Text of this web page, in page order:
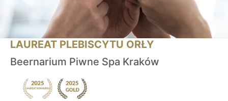
LAUREAT PLEBISCYTU ORŁY
Beernarium Piwne Spa Kraków